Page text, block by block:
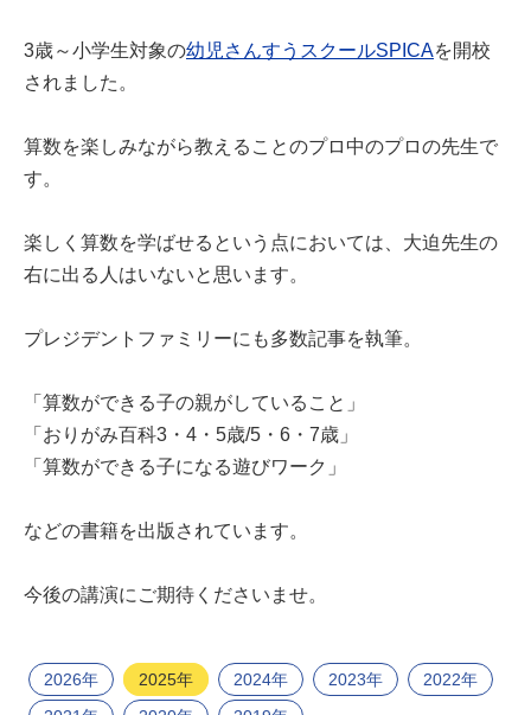
3歳～小学生対象の幼児さんすうスクールSPICAを開校
されました。
算数を楽しみながら教えることのプロ中のプロの先生で
す。
楽しく算数を学ばせるという点においては、大迫先生の
右に出る人はいないと思います。
プレジデントファミリーにも多数記事を執筆。
「算数ができる子の親がしていること」
「おりがみ百科3・4・5歳/5・6・7歳」
「算数ができる子になる遊びワーク」
などの書籍を出版されています。
今後の講演にご期待くださいませ。
2026年 2025年 2024年 2023年
2022年